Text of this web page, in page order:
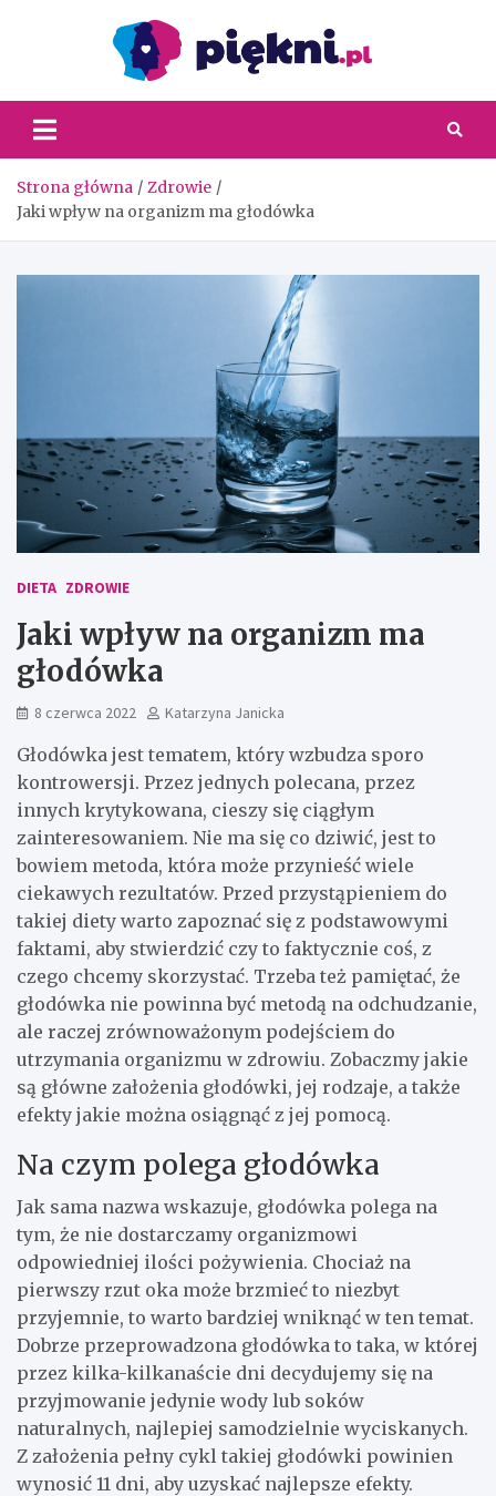
Strona główna
Zdrowie
Jaki wpływ na organizm ma głodówka
DIETA ZDROWIE
Jaki wpływ na organizm ma
głodówka
8 czerwca 2022 Katarzyna Janicka
Głodówka jest tematem, który wzbudza sporo
kontrowersji. Przez jednych polecana, przez
innych krytykowana, cieszy się ciągłym
zainteresowaniem. Nie ma się co dziwić, jest to
bowiem metoda, która może przynieść wiele
ciekawych rezultatów. Przed przystąpieniem do
takiej diety warto zapoznać się z podstawowymi
faktami, aby stwierdzić czy to faktycznie coś, z
czego chcemy skorzystać. Trzeba też pamiętać, że
głodówka nie powinna być metodą na odchudzanie,
ale raczej zrównoważonym podejściem do
utrzymania organizmu w zdrowiu. Zobaczmy jakie
są główne założenia głodówki, jej rodzaje, a także
efekty jakie można osiągnąć z jej pomocą.
Na czym polega głodówka
Jak sama nazwa wskazuje, głodówka polega na
tym, że nie dostarczamy organizmowi
odpowiedniej ilości pożywienia. Chociaż na
pierwszy rzut oka może brzmieć to niezbyt
przyjemnie, to warto bardziej wniknąć w ten temat.
Dobrze przeprowadzona głodówka to taka, w której
przez kilka-kilkanaście dni decydujemy się na
przyjmowanie jedynie wody lub soków
naturalnych, najlepiej samodzielnie wyciskanych.
Z założenia pełny cykl takiej głodówki powinien
wynosić 11 dni, aby uzyskać najlepsze efekty.